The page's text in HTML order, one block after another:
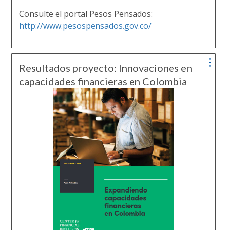
Consulte el portal Pesos Pensados:
http://www.pesospensados.gov.co/
Resultados proyecto: Innovaciones en
capacidades financieras en Colombia